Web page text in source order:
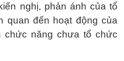
nghị, phản ánh của tổ
quan đến hoạt động của
chức năng chưa tổ chức